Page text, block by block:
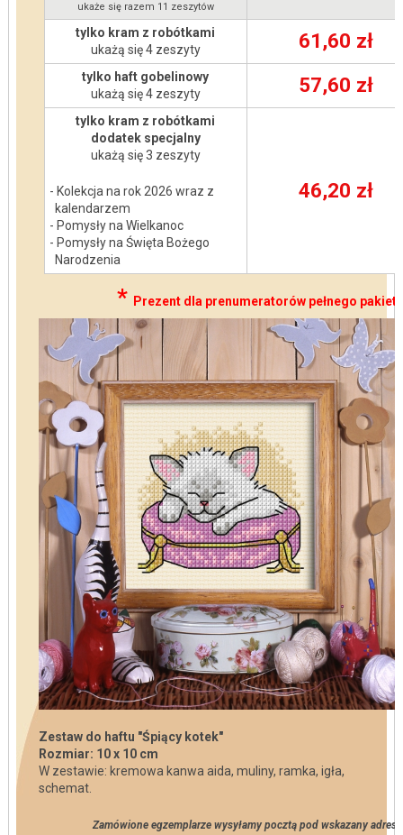
ukaże się razem 11 zeszytów
tylko kram z robótkami
ukażą się 4 zeszyty
61,60 zł
tylko haft gobelinowy
ukażą się 4 zeszyty
57,60 zł
tylko kram z robótkami
dodatek specjalny
ukażą się 3 zeszyty
- Kolekcja na rok 2026 wraz z
kalendarzem
- Pomysły na Wielkanoc
- Pomysły na Święta Bożego
Narodzenia
46,20 zł
* Prezent dla prenumeratorów pełnego
Zestaw do haftu "Śpiący kotek"
Rozmiar: 10 x 10 cm
W zestawie: kremowa kanwa aida, muliny, ramka, igła,
schemat.
Zamówione egzemplarze wysyłamy pocztą pod wskazany adres